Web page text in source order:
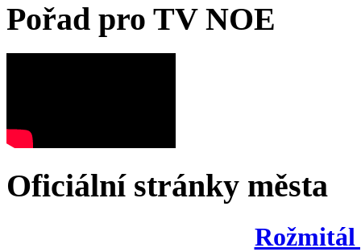
Pořad pro TV NOE
Oficiální stránky města
Rožmitál